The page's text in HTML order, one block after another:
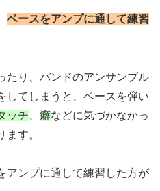
ベースをアンプに通して練習
たり、バンドのアンサンブル
してしまうと、ベースを弾い
ッチ 癖などに気づかなかっ
す。
アンプに通して練習した方が